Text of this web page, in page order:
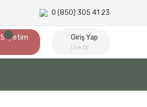
0 (850) 305 41 23
Sepetim Giriş Yap
Üye Ol